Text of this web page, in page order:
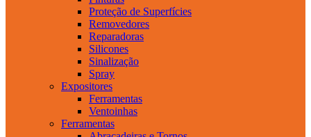
Proteção de Superfícies
Removedores
Reparadoras
Silicones
Sinalização
Spray
Expositores
Ferramentas
Ventoinhas
Ferramentas